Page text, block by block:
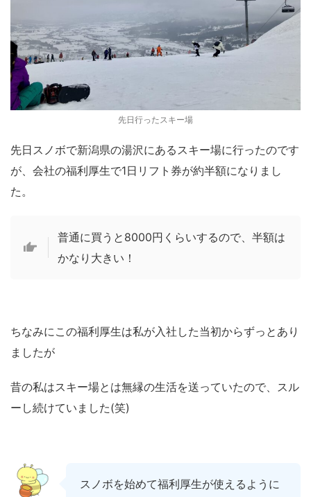
先日行ったスキー場
先日スノボで新潟県の湯沢にあるスキー場に行ったのです
が、会社の福利厚生で1日リフト券が約半額になりまし
た。
普通に買うと8000円くらいするので、半額は
かなり大きい！
ちなみにこの福利厚生は私が入社した当初からずっとあり
ましたが
昔の私はスキー場とは無縁の生活を送っていたので、スル
ーし続けていました(笑)
スノボを始めて福利厚生が使えるように